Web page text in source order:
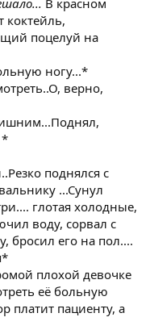
В красном
коктейль,
поцелуй на
ногу...*
верно,
*
поднялся с
...Сунул
глотая холодные,
воду, сорвал с
бросил его на пол....
плохой девочке
её больную
платит пациенту, а